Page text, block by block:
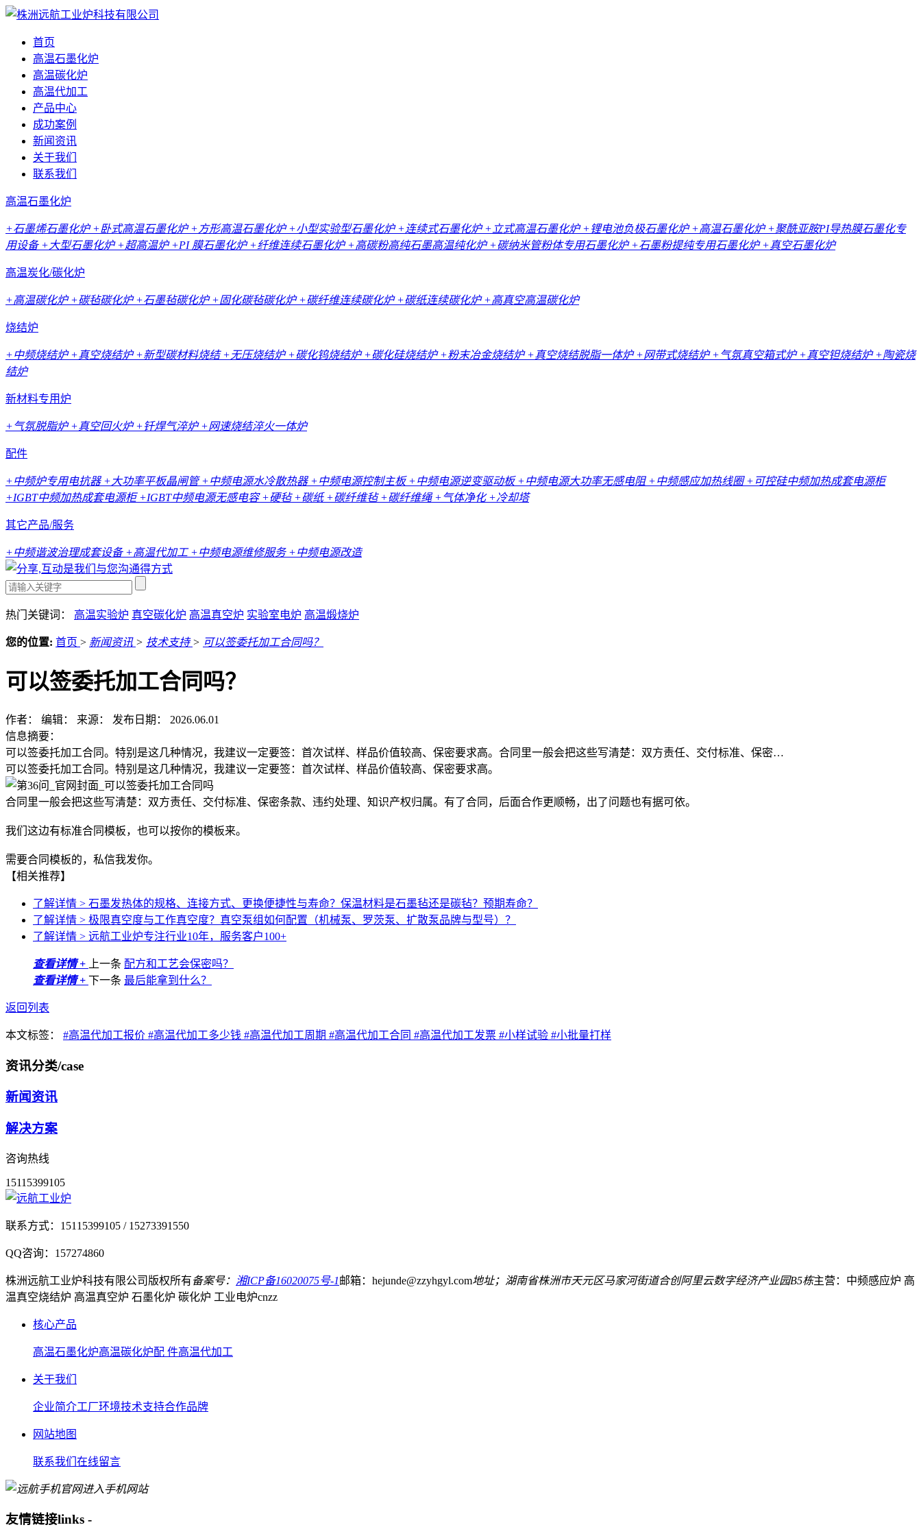
首页
高温石墨化炉
高温碳化炉
高温代加工
产品中心
成功案例
新闻资讯
关于我们
联系我们
高温石墨化炉
+石墨烯石墨化炉+卧式高温石墨化炉+方形高温石墨化炉+小型实验型石墨化炉+连续式石墨化炉+立式高温石墨化炉+锂电池负极石墨化炉+高温石墨化炉+聚酰亚胺PI导热膜石墨化专
用设备 +大型石墨化炉+超高温炉+PI 膜石墨化炉+纤维连续石墨化炉+高碳粉高纯石墨高温纯化炉+碳纳米管粉体专用石墨化炉+石墨粉提纯专用石墨化炉+真空石墨化炉
高温炭化/碳化炉
+高温碳化炉+碳毡碳化炉+石墨毡碳化炉+固化碳毡碳化炉+碳纤维连续碳化炉+碳纸连续碳化炉+高真空高温碳化炉
烧结炉
+中频烧结炉+真空烧结炉+新型碳材料烧结+无压烧结炉+碳化钨烧结炉+碳化硅烧结炉+粉末冶金烧结炉+真空烧结脱脂一体炉+网带式烧结炉+气氛真空箱式炉+真空钽烧结炉+陶瓷烧
结炉
新材料专用炉
+气氛脱脂炉+真空回火炉+钎焊气淬炉+网速烧结淬火一体炉
配件
+中频炉专用电抗器 +大功率平板晶闸管+中频电源水冷散热器 +中频电源控制主板 +中频电源逆变驱动板 +中频电源大功率无感电阻 +中频感应加热线圈+可控硅中频加热成套电源柜
+IGBT中频加热成套电源柜+IGBT中频电源无感电容+硬毡+碳纸 +碳纤维毡+碳纤维绳 +气体净化+冷却塔
其它产品/服务
+中频谐波治理成套设备 +高温代加工+中频电源维修服务 +中频电源改造
热门关键词： 高温实验炉 真空碳化炉 高温真空炉 实验室电炉 高温煅烧炉
您的位置: 首页 > 新闻资讯 > 技术支持> 可以签委托加工合同吗？
可以签委托加工合同吗？
作者： 编辑： 来源： 发布日期： 2026.06.01
信息摘要：
可以签委托加工合同。特别是这几种情况，我建议一定要签：首次试样、样品价值较高、保密要求高。合同里一般会把这些写清楚：双方责任、交付标准、保密…
可以签委托加工合同。特别是这几种情况，我建议一定要签：首次试样、样品价值较高、保密要求高。
合同里一般会把这些写清楚：双方责任、交付标准、保密条款、违约处理、知识产权归属。有了合同，后面合作更顺畅，出了问题也有据可依。
我们这边有标准合同模板，也可以按你的模板来。
需要合同模板的，私信我发你。
【相关推荐】
了解详情 > 石墨发热体的规格、连接方式、更换便捷性与寿命？保温材料是石墨毡还是碳毡？预期寿命？
了解详情 > 极限真空度与工作真空度？真空泵组如何配置（机械泵、罗茨泵、扩散泵品牌与型号）？
了解详情 > 远航工业炉专注行业10年，服务客户100+
查看详情 + 上一条 配方和工艺会保密吗？
查看详情 + 下一条 最后能拿到什么？
返回列表
本文标签： #高温代加工报价 #高温代加工多少钱 #高温代加工周期 #高温代加工合同 #高温代加工发票 #小样试验 #小批量打样
资讯分类/case
新闻资讯
解决方案
咨询热线
15115399105
联系方式： 15115399105 / 15273391550
QQ咨询： 157274860
株洲远航工业炉科技有限公司 版权所有备案号： 湘ICP备16020075号-1邮箱：hejunde@zzyhgyl.com地址；湖南省株洲市天元区马家河街道合创阿里云数字经济产业园B5栋主营：中频感应炉 高
温真空烧结炉 高温真空炉 石墨化炉 碳化炉 工业电炉cnzz
核心产品
高温石墨化炉高温碳化炉配 件高温代加工
关于我们
企业简介工厂环境技术支持合作品牌
网站地图
联系我们 在线留言
进入手机网站
友情链接links -